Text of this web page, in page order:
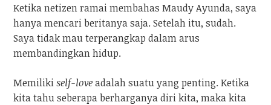
Ketika netizen ramai membahas Maudy Ayunda, saya
hanya mencari beritanya saja. Setelah itu, sudah.
Saya tidak mau terperangkap dalam arus
membandingkan hidup.
Memilikiself-loveadalah suatu yang penting. Ketika
kita tahu seberapa berharganya diri kita, maka kita